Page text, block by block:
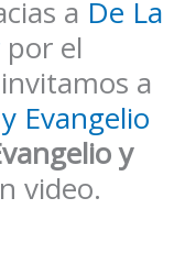
a De La
por el
a
Evangelio
y
video.